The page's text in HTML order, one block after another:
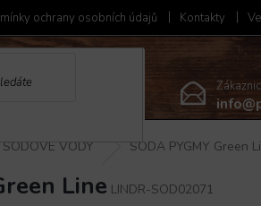
ochrany osobních údajů Kontakty
VODY SODA PYGMY Green
Line LINDR-SOD02071